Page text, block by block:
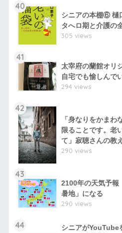
40
シニアの本棚⑥ 樋
タへロ期と介護の
305 views
41
太宰府の蘭館オリ
自宅でも愉しんで
294 views
42
「身なりをかまわ
限ることです。老
て」寂聴さんの教え
290 views
43
2100年の天気予
暑地」になる
290 views
44
シニアがYouTube